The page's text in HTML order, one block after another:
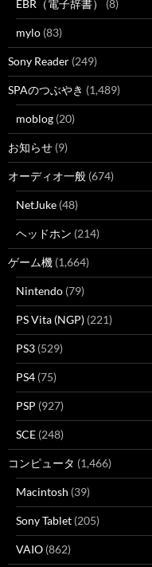
EBR（電子辞書） (8)
mylo (83)
Sony Reader (249)
SPAのつぶやき (1,489)
moblog (20)
お知らせ (9)
オーディオ一般 (674)
NetJuke (48)
ヘッドホン (214)
ゲーム機 (1,664)
Nintendo (79)
PS Vita (NGP) (221)
PS3 (529)
PS4 (75)
PSP (927)
SCE (248)
コンピュータ (1,466)
Macintosh (39)
Sony Tablet (205)
VAIO (862)